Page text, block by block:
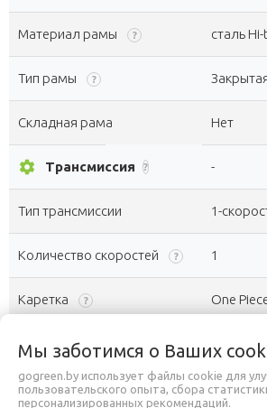
Материал рамы ? сталь
Тип рамы ?
Складная рама Нет
settings Трансмиссия ? -
Тип трансмиссии 1-
Количество скоростей ? 1
Каретка ? One
Система шатунов One
Модель 16T
Мы заботимся о Ваших
gogreen.by использует файлы cookie для
пользовательского опыта, сбора
персонализированных рекомендаций.